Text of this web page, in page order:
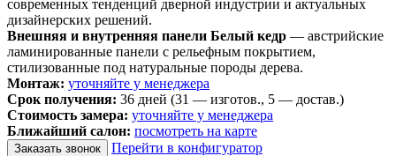
современных тенденций дверной индустрии и актуальных
дизайнерских решений.
Внешняя и внутренняя панели Белый кедр — австрийские
ламинированные панели с рельефным покрытием,
стилизованные под натуральные породы дерева.
Монтаж: уточняйте у менеджера
Срок получения: 36 дней (31 — изготов., 5 — достав.)
Стоимость замера: уточняйте у менеджера
Ближайший салон: посмотреть на карте
Заказать звонок
Перейти в конфигуратор